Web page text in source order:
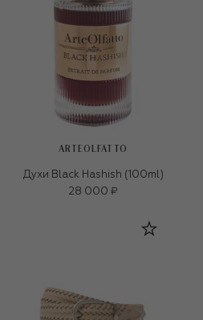
ARTEOLFATTO
Духи Black Hashish (100ml)
28 000 ₽